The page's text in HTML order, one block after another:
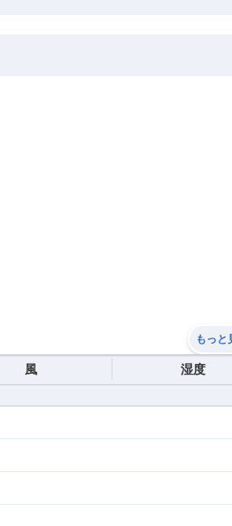
もっと
風 湿度